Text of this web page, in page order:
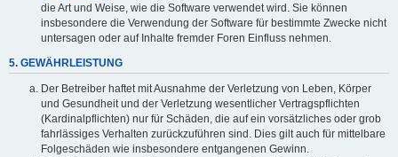
die Art und Weise, wie die Software verwendet wird. Sie können
insbesondere die Verwendung der Software für bestimmte Zwecke nicht
untersagen oder auf Inhalte fremder Foren Einfluss nehmen.
5. GEWÄHRLEISTUNG
Der Betreiber haftet mit Ausnahme der Verletzung von Leben, Körper
und Gesundheit und der Verletzung wesentlicher Vertragspflichten
(Kardinalpflichten) nur für Schäden, die auf ein vorsätzliches oder grob
fahrlässiges Verhalten zurückzuführen sind. Dies gilt auch für mittelbare
Folgeschäden wie insbesondere entgangenen Gewinn.